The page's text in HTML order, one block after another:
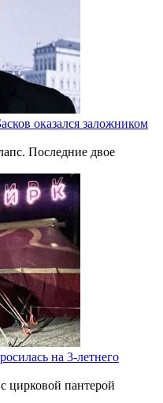
оказался заложником
Последние двое
на 3-летнего
цирковой пантерой